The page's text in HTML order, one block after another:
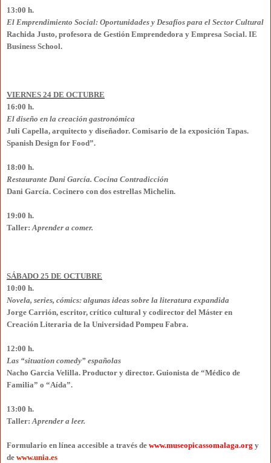
13:00 h.
El Emprendimiento Social: Oportunidades y Desafíos para el Sector Cultural
Rachida Justo, profesora de Gestión Emprendedora y Empresa Social. IE
Business School.
VIERNES 24 DE OCTUBRE
16:00 h.
El diseño en la creación gastronómica
Juli Capella, arquitecto y diseñador. Comisario de la exposición Tapas.
Spanish Design for Food”.
18:00 h.
Restaurante Dani García. Cocina Contradicción
Dani García. Cocinero con dos estrellas Michelin.
19:00 h.
Taller: Aprender a comer.
SÁBADO 25 DE OCTUBRE
10:00 h.
Novela, series, cómics: algunas ideas sobre la literatura expandida
Jorge Carrión, escritor, crítico cultural y codirector del Máster en
Creación Literaria de la Universidad Pompeu Fabra.
12:00 h.
Las “situation comedy” españolas
Nacho Garcia Velilla. Productor y director. Guionista de “Médico de
Familia” o “Aída”.
13:00 h.
Taller: Aprender a leer.
Formulario en línea accesible a través de www.museopicassomalaga.org y
de www.unia.es